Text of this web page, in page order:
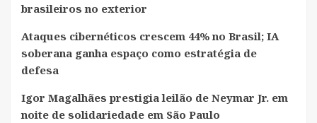
brasileiros no exterior
Ataques cibernéticos crescem 44% no Brasil; IA
soberana ganha espaço como estratégia de
defesa
Igor Magalhães prestigia leilão de Neymar Jr. em
noite de solidariedade em São Paulo